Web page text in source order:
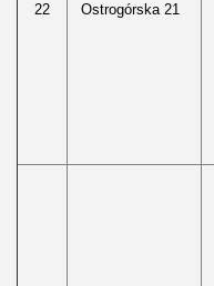
22 Ostrogórska 21